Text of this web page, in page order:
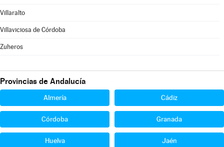
Villaralto
Villaviciosa de Córdoba
Zuheros
Provincias de Andalucía
Almería Cádiz
Córdoba Granada
Huelva Jaén